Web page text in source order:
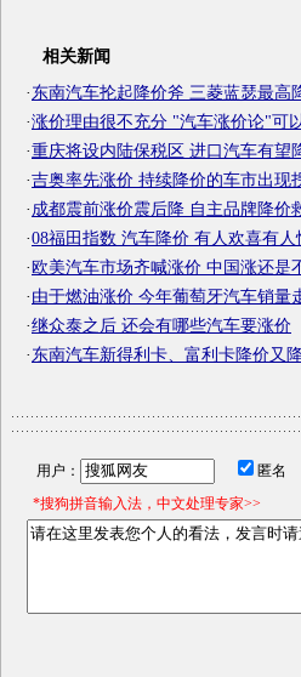
相关新闻
·东南汽车抡起降价斧 三菱蓝瑟最高
·涨价理由很不充分 "汽车涨价论"可
·重庆将设内陆保税区 进口汽车有望
·吉奥率先涨价 持续降价的车市出现
·成都震前涨价震后降 自主品牌降价
·08福田指数 汽车降价 有人欢喜有人
·欧美汽车市场齐喊涨价 中国涨还是
·由于燃油涨价 今年葡萄牙汽车销量
·继众泰之后 还会有哪些汽车要涨价
·东南汽车新得利卡、富利卡降价又
用户： 匿名
*搜狗拼音输入法，中文处理专家>>